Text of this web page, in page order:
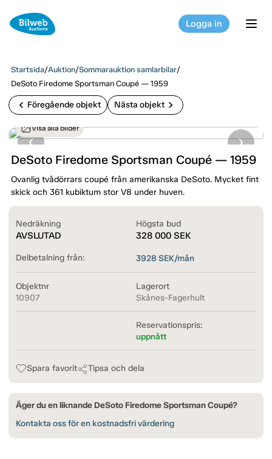
Logga in
Startsida/Auktion/Sommarauktion samlarbilar/
DeSoto Firedome Sportsman Coupé — 1959
chevron_left Föregående objekt Nästa objekt chevron_right
Visa alla bilder
DeSoto Firedome Sportsman Coupé — 1959
Ovanlig tvådörrars coupé från amerikanska DeSoto. Mycket fint
skick och 361 kubiktum stor V8 under huven.
Nedräkning
AVSLUTAD
Högsta bud
328 000 SEK
Delbetalning från: 3928 SEK/mån
Objektnr
10907
Lagerort
Skånes-Fagerhult
Reservationspris:
uppnått
Spara favorit Tipsa och dela
Äger du en liknande DeSoto Firedome Sportsman Coupé?
Kontakta oss för en kostnadsfri värdering